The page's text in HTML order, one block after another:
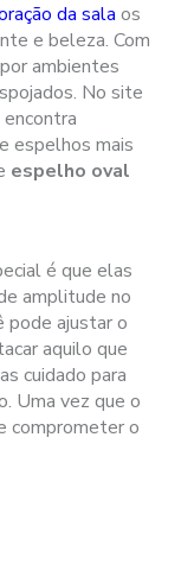
da sala os
e beleza. Com
ambientes
No site
espelhos mais
espelho oval
é que elas
amplitude no
pode ajustar o
aquilo que
cuidado para
Uma vez que o
comprometer o